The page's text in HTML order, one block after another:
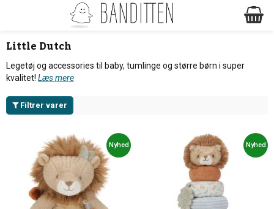
Little Dutch
Legetøj og accessories til baby, tumlinge og større børn i super
kvalitet! Læs mere
Filtrer varer
Nyhed Nyhed